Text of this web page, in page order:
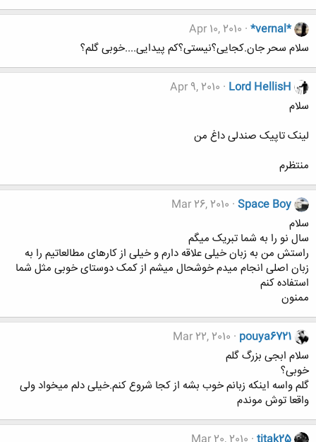
*vernal*
Apr 10, 2010
سلام سحر جان.کجایی؟نیستی؟کم پیدایی....خوبی گلم؟
Lord HellisH
Apr 9, 2010
سلام
لینک تاپیک صندلی داغ من
منتظرم
Space Boy
Mar 26, 2010
سلام
سال نو را به شما تبریک میگم
راستش من به زبان خیلی علاقه دارم و خیلی از کارهای مطالعاتیم را به
زبان اصلی انجام میدم خوشحال میشم از کمک دوستای خوبی مثل شما
استفاده کنم
ممنون
pouya6721
Mar 22, 2010
سلام ابجی بزرگ گلم
خوبی؟
گلم واسه اینکه زبانم خوب بشه از کجا شروع کنم.خیلی دلم میخواد ولی
واقعا توش موندم